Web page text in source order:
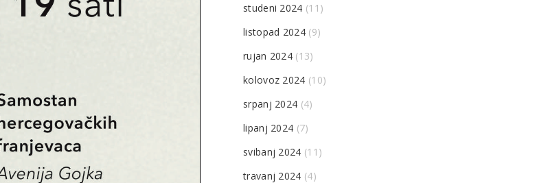
studeni 2024 (11)
listopad 2024(9)
rujan 2024 (13)
kolovoz 2024 (10)
srpanj 2024 (4)
lipanj 2024 (7)
svibanj 2024 (11)
travanj 2024 (4)